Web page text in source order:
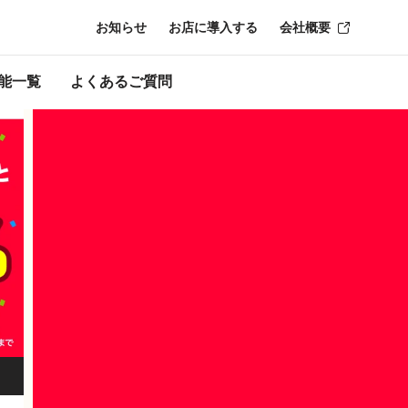
一覧 よくあるご質問
お知らせ お店に導入する 会社概要